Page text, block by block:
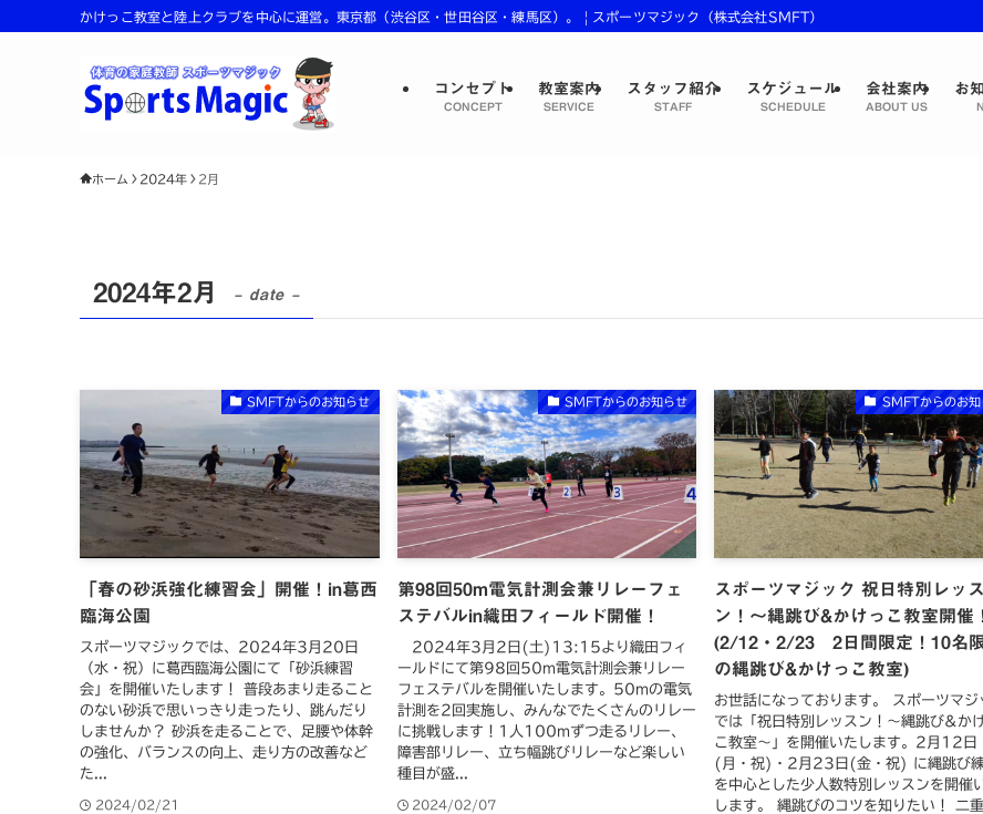
かけっこ教室と陸上クラブを中心に運営。東京都（渋谷区・世田谷区・練馬区）。 | スポーツマジック（株式会社SMFT）
コンセプト
CONCEPT
教室案内
SERVICE
スタッフ紹介
STAFF
スケジュール
SCHEDULE
会社案内
ABOUT US
お
ホーム 2024年 2月
2024年2月 – date –
SMFTからのお知らせ
「春の砂浜強化練習会」開催！in葛西
臨海公園
スポーツマジックでは、2024年3月20日
（水・祝）に葛西臨海公園にて「砂浜練習
会」を開催いたします！ 普段あまり走ること
のない砂浜で思いっきり走ったり、跳んだり
しませんか？ 砂浜を走ることで、足腰や体幹
の強化、バランスの向上、走り方の改善など
た...
2024/02/21
SMFTからのお知らせ
第98回50m電気計測会兼リレーフェ
ステバルin織田フィールド開催！
2024年3月2日(土)13:15より織田フィ
ールドにて第98回50m電気計測会兼リレー
フェステバルを開催いたします。50mの電気
計測を2回実施し、みんなでたくさんのリレー
に挑戦します！1人100mずつ走るリレー、
障害部リレー、立ち幅跳びリレーなど楽しい
種目が盛...
2024/02/07
SMFTからのお知
スポーツマジック 祝日特別レッス
ン！〜縄跳び&かけっこ教室開催！
(2/12・2/23 2日間限定！10名
の縄跳び&かけっこ教室)
お世話になっております。 スポーツマジ
では「祝日特別レッスン！〜縄跳び&か
こ教室〜」を開催いたします。2月12日
(月・祝)・2月23日(金・祝) に縄跳び
を中心とした少人数特別レッスンを開催
します。 縄跳びのコツを知りたい！ 二